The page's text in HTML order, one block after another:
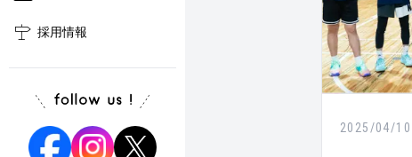
採用情報
2025/04/10